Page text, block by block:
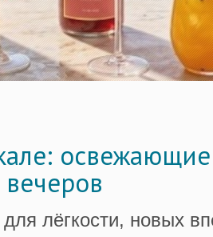
лёгкости, новых